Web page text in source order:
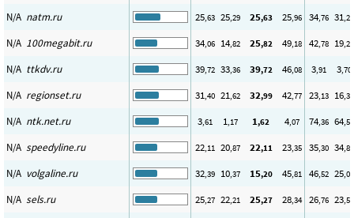
N/A natm.ru 25,63 25,29 25,63 25,96 34,76 31,20
N/A 100megabit.ru 34,06 14,82 25,82 49,18 42,78 19,25
N/A ttkdv.ru 39,72 33,36 39,72 46,08 3,91 3,70
N/A regionset.ru 31,40 21,62 32,99 42,77 23,13 16,31
N/A ntk.net.ru 3,61 1,17 1,62 4,07 74,36 64,55
N/A speedyline.ru 22,11 20,87 22,11 23,35 35,30 34,82
N/A volgaline.ru 32,39 10,37 15,20 45,81 46,52 25,00
N/A sels.ru 25,27 22,21 25,27 28,34 26,76 23,55